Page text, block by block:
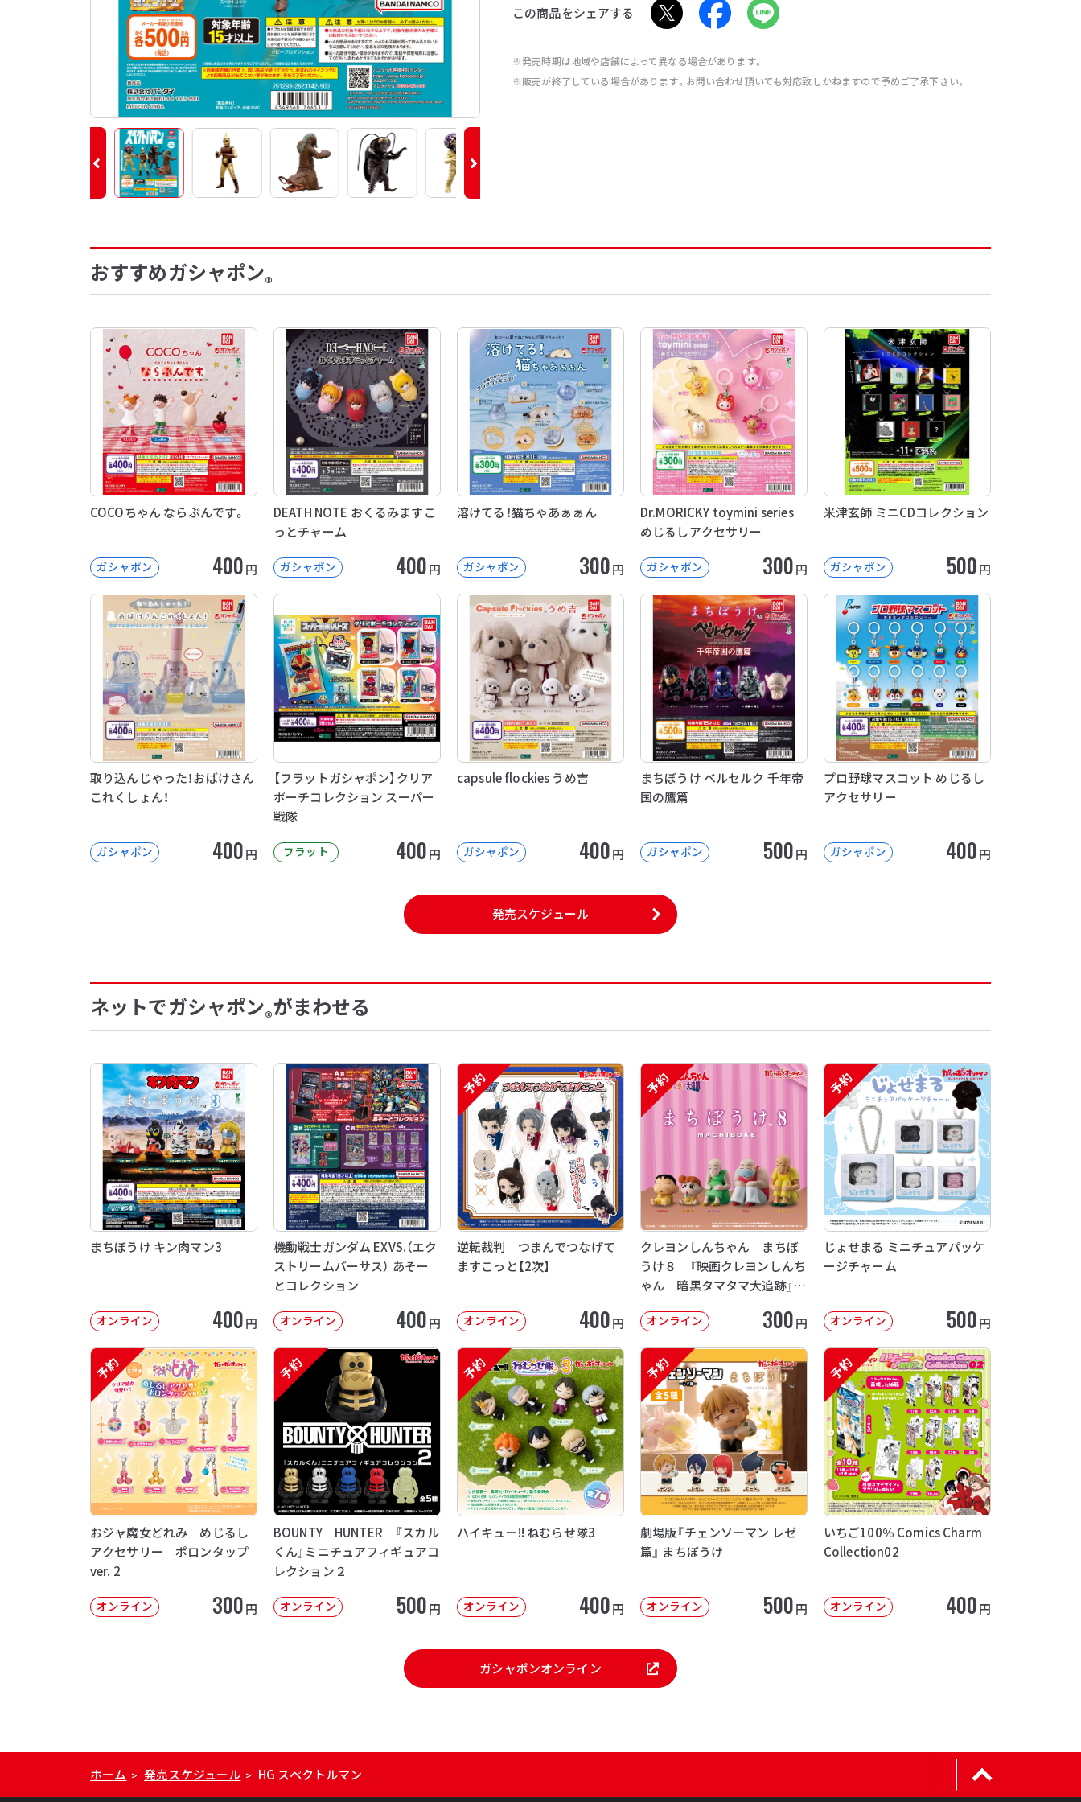
この商品をシェアする
※発売時期は地域や店舗によって異なる場合があります。
※販売が終了している場合があります。お問い合わせ頂いても対応致しかねますので予めご了承下さい。
おすすめガシャポン®
COCOちゃん ならぶんです。
ガシャポン 400円
DEATH NOTE おくるみますこ
っとチャーム
ガシャポン 400円
溶けてる！猫ちゃあぁぁん
ガシャポン 300円
Dr.MORICKY toymini series
めじるしアクセサリー
ガシャポン 300円
米津玄師 ミニCDコレクション
ガシャポン 500円
取り込んじゃった！おばけさん
これくしょん！
ガシャポン 400円
【フラットガシャポン】クリア
ポーチコレクション スーパー
戦隊
フラット 400円
capsule flockies うめ吉
ガシャポン 400円
まちぼうけ ベルセルク 千年帝
国の鷹篇
ガシャポン 500円
プロ野球マスコット めじるし
アクセサリー
ガシャポン 400円
発売スケジュール
ネットでガシャポン®がまわせる
まちぼうけ キン肉マン3
オンライン 400円
機動戦士ガンダム EXVS.（エク
ストリームバーサス） あそー
とコレクション
オンライン 400円
予約
逆転裁判 つまんでつなげて
ますこっと【2次】
オンライン 400円
予約
クレヨンしんちゃん まちぼ
うけ８ 『映画クレヨンしんち
ゃん 暗黒タマタマ大追跡』
オンライン 300円
予約
じょせまる ミニチュアパッケ
ージチャーム
オンライン 500円
予約
おジャ魔女どれみ めじるし
アクセサリー ポロンタップ
ver. 2
オンライン 300円
予約
BOUNTY HUNTER 『スカル
くん』ミニチュアフィギュアコ
レクション２
オンライン 500円
予約
ハイキュー!! ねむらせ隊3
オンライン 400円
予約
劇場版『チェンソーマン レゼ
篇』 まちぼうけ
オンライン 500円
予約
いちご100％ Comics Charm
Collection02
オンライン 400円
ガシャポンオンライン
ホーム > 発売スケジュール > HG スペクトルマン